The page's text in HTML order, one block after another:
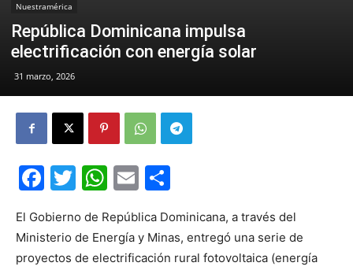
Nuestramérica
República Dominicana impulsa
electrificación con energía solar
31 marzo, 2026
Facebook
Twitter
WhatsApp
Email
El Gobierno de República Dominicana, a través del
Ministerio de Energía y Minas, entregó una serie de
proyectos de electrificación rural fotovoltaica (energía